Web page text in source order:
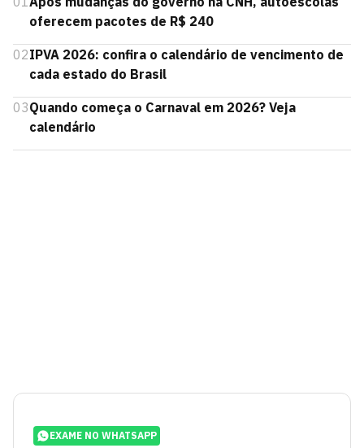
oferecem pacotes de R$ 240
02IPVA 2026: confira o calendário de vencimento de
cada estado do Brasil
03Quando começa o Carnaval em 2026? Veja
calendário
EXAME NO WHATSAPP